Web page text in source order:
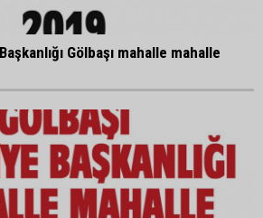
Gölbaşı mahalle mahalle